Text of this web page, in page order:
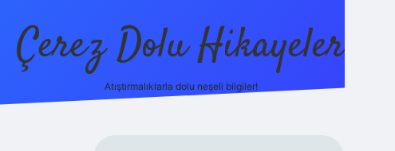
Çerez Dolu Hikayeler
Atıştırmalıklarla dolu neşeli bilgiler!